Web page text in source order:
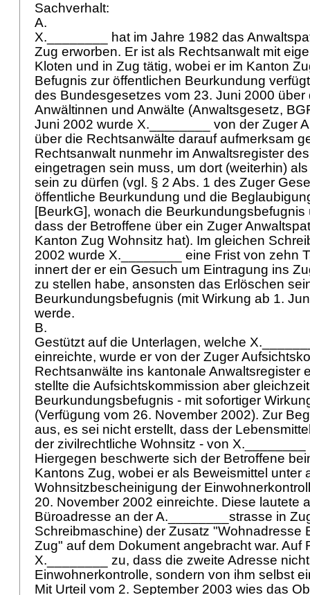
Sachverhalt:
A.
X.________ hat im Jahre 1982 das
Zug erworben. Er ist als Rechtsanwalt mit
Kloten und in Zug tätig, wobei er im Kanton
Befugnis zur öffentlichen Beurkundung
des Bundesgesetzes vom 23. Juni 2000 über
Anwältinnen und Anwälte (Anwaltsgesetz,
Juni 2002 wurde X.________ von der Zuger
über die Rechtsanwälte darauf aufmerksam
Rechtsanwalt nunmehr im Anwaltsregister
eingetragen sein muss, um dort (weiterhin)
sein zu dürfen (vgl. § 2 Abs. 1 des Zuger
öffentliche Beurkundung und die
[BeurkG], wonach die
dass der Betroffene über ein Zuger
Kanton Zug Wohnsitz hat). Im gleichen
2002 wurde X.________ eine Frist von zehn
innert der er ein Gesuch um Eintragung ins
zu stellen habe, ansonsten das Erlöschen
Beurkundungsbefugnis (mit Wirkung ab 1.
werde.
B.
Gestützt auf die Unterlagen, welche
einreichte, wurde er von der Zuger
Rechtsanwälte ins kantonale Anwaltsregister
stellte die Aufsichtskommission aber
Beurkundungsbefugnis - mit sofortiger
(Verfügung vom 26. November 2002). Zur
aus, es sei nicht erstellt, dass der
der zivilrechtliche Wohnsitz - von
Hiergegen beschwerte sich der Betroffene
Kantons Zug, wobei er als Beweismittel unter
Wohnsitzbescheinigung der
20. November 2002 einreichte. Diese lautete
Büroadresse an der A.________strasse in
Schreibmaschine) der Zusatz "Wohnadresse
Zug" auf dem Dokument angebracht war. Auf
X.________ zu, dass die zweite Adresse
Einwohnerkontrolle, sondern von ihm selbst
Mit Urteil vom 2. September 2003 wies das